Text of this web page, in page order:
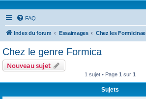
FAQ
Index du forum Essaimages Chez les Formicinae
Chez le genre Formica
Nouveau sujet
1 sujet • Page 1 sur 1
Sujets